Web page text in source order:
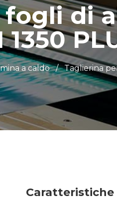
fogli di
1350
a caldo / Taglierina
Caratteristiche